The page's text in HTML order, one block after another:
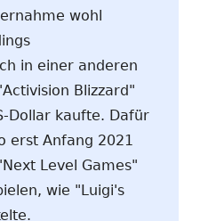
wohl
in einer anderen
Blizzard"
Dollar kaufte. Dafür
erst Anfang 2021
Level Games"
wie "Luigi's